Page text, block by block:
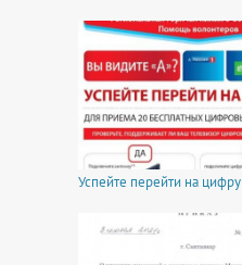
Успейте перейти на цифру